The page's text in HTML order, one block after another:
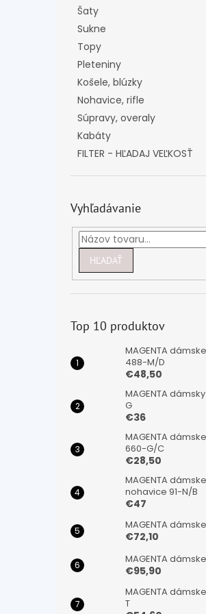
Šaty
Sukne
Topy
Pleteniny
Košele, blúzky
Nohavice, rifle
Súpravy, overaly
Kabáty
FILTER - HĽADAJ VEĽKOSŤ
Vyhľadávanie
HĽADAŤ
Top 10 produktov
MAGENTA
488-M/D
€48,50
MAGENTA
G
€36
MAGENTA
660-G/C
€28,50
MAGENTA dámske
nohavice 91-N/B
€47
MAGENTA
€72,10
MAGENTA
€95,90
MAGENTA
T